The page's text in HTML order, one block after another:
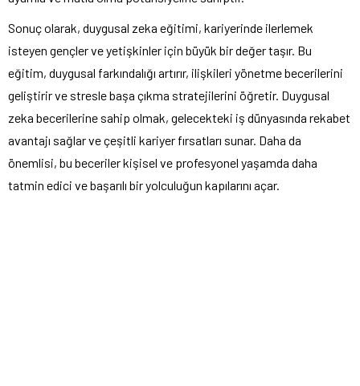
Sonuç olarak, duygusal zeka eğitimi, kariyerinde ilerlemek
isteyen gençler ve yetişkinler için büyük bir değer taşır. Bu
eğitim, duygusal farkındalığı artırır, ilişkileri yönetme becerilerini
geliştirir ve stresle başa çıkma stratejilerini öğretir. Duygusal
zeka becerilerine sahip olmak, gelecekteki iş dünyasında rekabet
avantajı sağlar ve çeşitli kariyer fırsatları sunar. Daha da
önemlisi, bu beceriler kişisel ve profesyonel yaşamda daha
tatmin edici ve başarılı bir yolculuğun kapılarını açar.